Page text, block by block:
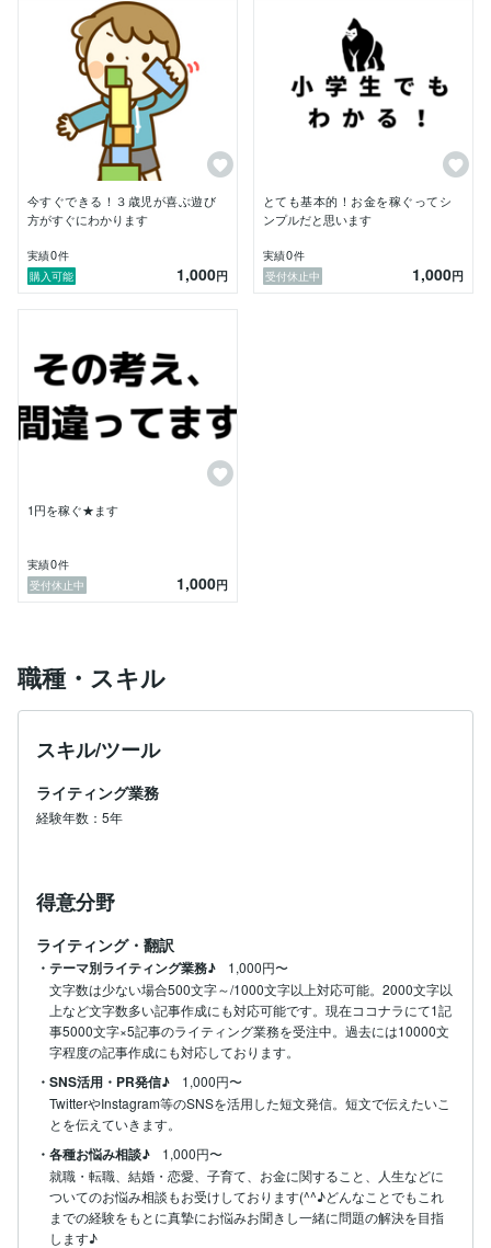
《こんなお悩み・ご相談承り中★》
・人間関係のこと
・仕事に関すること⇒就職及び転職について
・仕事をしている中での純粋なお悩み
・恋愛相談
・育児子育てについて
・ダイエットなど健康系のお悩み/ご相談
様々なサービスを通じて
お役に立つ想いです！
note記事、ブログ、SNS投稿、商品説明文など、
で対応します。
文章が苦手な方、何を書けばいいかわからない方もご安
ヒアリングから構成、仕上げまで丁寧にサポートしま
す。
まずはお気軽にご相談ください。
あなたの想いを、伝わる言葉に変えます。
納期や価格などは事前にご相談を！
お互いにとって最高に気持ちの良いお取引を心がけま
す。
私のモットーは
全力で人のお役に立てることに邁進する！ということ。
どうしたら喜んでもらえるのか？
こんなことをいつも考えています。
全ては人のため。
できることを
悩む時間があれば
一歩踏み出せば
何かが変わるはず。
お待ちしております(*‘ω‘ *)
今すぐできる！３歳児が喜ぶ遊び
方がすぐにわかります
実績0件
購入可能
1,000円
とても基本的！お金を稼ぐってシ
ンプルだと思います
実績0件
受付休止中
1,000円
1円を稼ぐ★ます
実績0件
受付休止中
1,000円
職種・スキル
スキル/ツール
ライティング業務
経験年数：5年
得意分野
ライティング・翻訳
・テーマ別ライティング業務♪
1,000円〜
文字数は少ない場合500文字～/1000文字以上対応可能。2000文字以
上など文字数多い記事作成にも対応可能です。現在ココナラにて1記
事5000文字×5記事のライティング業務を受注中。過去には10000文
字程度の記事作成にも対応しております。
・SNS活用・PR発信♪
1,000円〜
TwitterやInstagram等のSNSを活用した短文発信。短文で伝えたいこ
とを伝えていきます。
・各種お悩み相談♪
1,000円〜
就職・転職、結婚・恋愛、子育て、お金に関すること、人生などに
ついてのお悩み相談もお受けしております(^^♪どんなことでもこれ
までの経験をもとに真摯にお悩みお聞きし一緒に問題の解決を目指
します♪